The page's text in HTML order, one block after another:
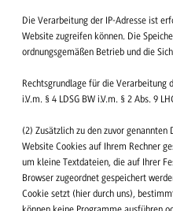
Die Verarbeitung der IP-Adresse ist
Website zugreifen können. Die
ordnungsgemäßen Betrieb und die
Rechtsgrundlage für die Verarbeitung
i.V.m. § 4 LDSG BW i.V.m. § 2 Abs. 9
(2) Zusätzlich zu den zuvor
Website Cookies auf Ihrem Rechner
um kleine Textdateien, die auf Ihrer
Browser zugeordnet gespeichert
Cookie setzt (hier durch uns),